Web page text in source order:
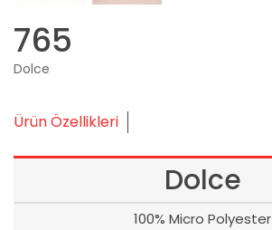
765
Dolce
Ürün Özellikleri
Dolce
100% Micro Polyester